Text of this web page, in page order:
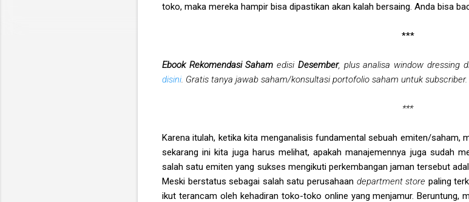
toko, maka mereka hampir bisa dipastikan akan kalah bersaing. Anda bisa
***
Ebook Rekomendasi Saham edisi Desember, plus analisa window dressing
disini . Gratis tanya jawab saham/konsultasi portofolio saham untuk
***
Karena itulah, ketika kita menganalisis fundamental sebuah emiten/saham,
sekarang ini kita juga harus melihat, apakah manajemennya juga sudah
salah satu emiten yang sukses mengikuti perkembangan jaman tersebut
Meski berstatus sebagai salah satu perusahaan department store paling
ikut terancam oleh kehadiran toko-toko online yang menjamur. Beruntung,